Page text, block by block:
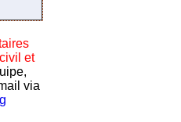
et
via